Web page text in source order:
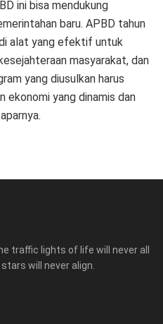
ini bisa mendukung
baru. APBD tahun
alat yang efektif untuk
masyarakat, dan
yang diusulkan harus
ekonomi yang dinamis dan
traffic lights of life will never all
will never align.